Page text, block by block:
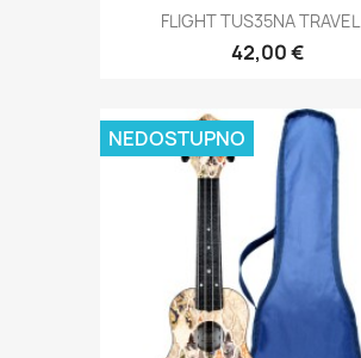
FLIGHT TUS35NA
42,00 €
NEDOSTUPNO